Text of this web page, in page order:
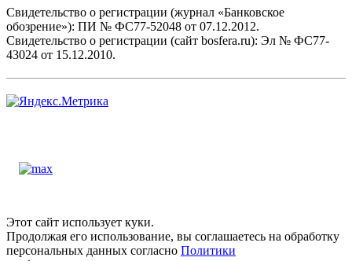
Свидетельство о регистрации (журнал «Банковское
обозрение»): ПИ № ФС77-52048 от 07.12.2012.
Свидетельство о регистрации (сайт bosfera.ru): Эл № ФС77-
43024 от 15.12.2010.
Этот сайт использует куки.
Продолжая его использование, вы соглашаетесь на обработку
персональных данных согласно Политики